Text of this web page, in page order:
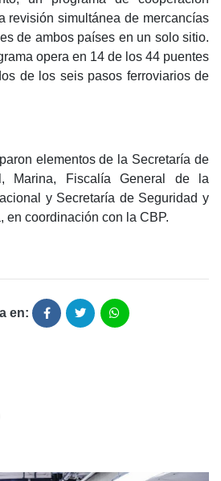
revisión simultánea de mercancías
de ambos países en un solo sitio.
opera en 14 de los 44 puentes
de los seis pasos ferroviarios de
elementos de la Secretaría de
Marina, Fiscalía General de la
y Secretaría de Seguridad y
en coordinación con la CBP.
en: